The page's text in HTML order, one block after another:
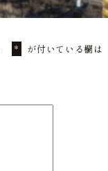
*
が付いている欄は